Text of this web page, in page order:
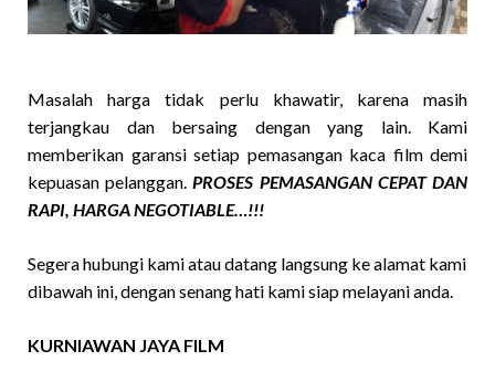
Masalah harga tidak perlu khawatir, karena masih
terjangkau dan bersaing dengan yang lain. Kami
memberikan garansi setiap pemasangan kaca film demi
kepuasan pelanggan.PROSES PEMASANGAN CEPAT DAN
RAPI, HARGA NEGOTIABLE…!!!
Segera hubungi kami atau datang langsung ke alamat kami
dibawah ini, dengan senang hati kami siap melayani anda.
KURNIAWAN JAYA FILM